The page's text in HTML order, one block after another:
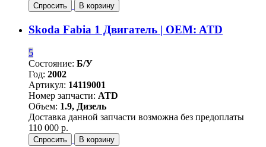
Спросить В корзину
Skoda Fabia 1 Двигатель | OEM: ATD
5
Состояние: Б/У
Год: 2002
Артикул: 14119001
Номер запчасти: ATD
Объем: 1.9, Дизель
Доставка данной запчасти возможна без предоплаты
110 000 р.
Спросить В корзину